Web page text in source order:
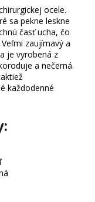
ocele.
sa pekne leskne
časť ucha, čo
Veľmi zaujímavý a
je vyrobená z
a nečerná.
každodenné